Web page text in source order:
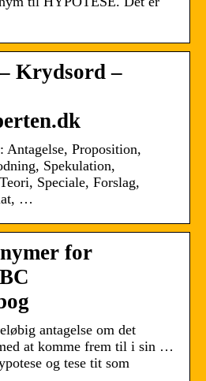
Krydsord –
Antagelse, Proposition,
Spekulation,
Speciale, Forslag,
…
for
antagelse om det
at komme frem til i sin …
og tese tit som